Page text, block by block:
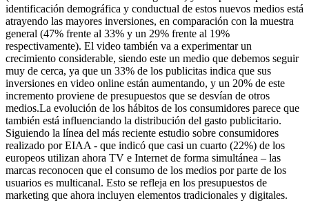
identificación demográfica y conductual de estos nuevos medios está
atrayendo las mayores inversiones, en comparación con la muestra
general (47% frente al 33% y un 29% frente al 19%
respectivamente). El video también va a experimentar un
crecimiento considerable, siendo este un medio que debemos seguir
muy de cerca, ya que un 33% de los publicitas indica que sus
inversiones en video online están aumentando, y un 20% de este
incremento proviene de presupuestos que se desvían de otros
medios.La evolución de los hábitos de los consumidores parece que
también está influenciando la distribución del gasto publicitario.
Siguiendo la línea del más reciente estudio sobre consumidores
realizado por EIAA - que indicó que casi un cuarto (22%) de los
europeos utilizan ahora TV e Internet de forma simultánea – las
marcas reconocen que el consumo de los medios por parte de los
usuarios es multicanal. Esto se refleja en los presupuestos de
marketing que ahora incluyen elementos tradicionales y digitales.